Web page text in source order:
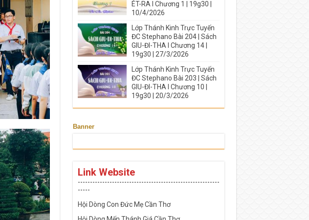
ÉT-RA I Chương 1 | 19g30 |
10/4/2026
Lớp Thánh Kinh Trực Tuyến
ĐC Stephano Bài 204 | Sách
GIU-ĐI-THA I Chương 14 |
19g30 | 27/3/2026
Lớp Thánh Kinh Trực Tuyến
ĐC Stephano Bài 203 | Sách
GIU-ĐI-THA I Chương 10 |
19g30 | 20/3/2026
Banner
Link Website
----------------------------------------------------------
-----
Hội Dòng Con Đức Mẹ Cần Thơ